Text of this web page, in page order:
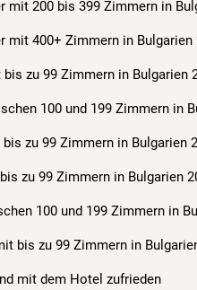
mit 200 bis 399 Zimmern in
mit 400+ Zimmern in
zu 99 Zimmern in Bulgarien
100 und 199 Zimmern in
zu 99 Zimmern in Bulgarien
zu 99 Zimmern in Bulgarien
100 und 199 Zimmern in
bis zu 99 Zimmern in
mit dem Hotel zufrieden